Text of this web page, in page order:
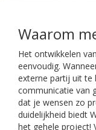
Waarom
Het ontwikkelen
eenvoudig.
externe partij uit te
communicatie van
dat je wensen zo
duidelijkheid biedt
het gehele project!